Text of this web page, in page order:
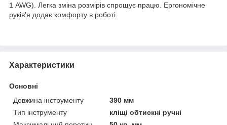
1 AWG). Легка зміна розмірів спрощує працю. Ергономічне
руків’я додає комфорту в роботі.
Характеристики
Основні
Довжина інструменту
390 мм
Тип інструменту
кліщі обтискні ручні